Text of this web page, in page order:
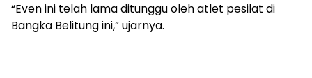
“Even ini telah lama ditunggu oleh atlet pesilat di
Bangka Belitung ini,” ujarnya.